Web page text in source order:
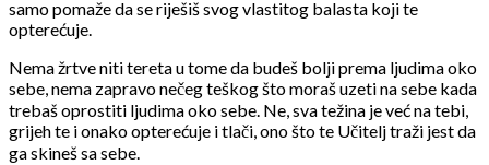
samo pomaže da se riješiš svog vlastitog balasta koji te
opterećuje.
Nema žrtve niti tereta u tome da budeš bolji prema ljudima oko
sebe, nema zapravo nečeg teškog što moraš uzeti na sebe kada
trebaš oprostiti ljudima oko sebe. Ne, sva težina je već na tebi,
grijeh te i onako opterećuje i tlači, ono što te Učitelj traži jest da
ga skineš sa sebe.